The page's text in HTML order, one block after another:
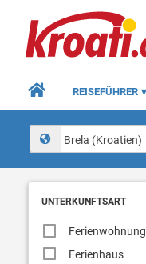
REISEFÜHRER
Brela (Kroatien)
UNTERKUNFTSART
Ferienwohnung
Ferienhaus